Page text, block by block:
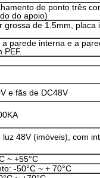
de ponto três
do apoio)
grossa de 1.5mm, placa
parede interna e a
PEF.
e fãs de DC48V
48V (imóveis), com
~ +55°C
-50°C ~ + 70°C